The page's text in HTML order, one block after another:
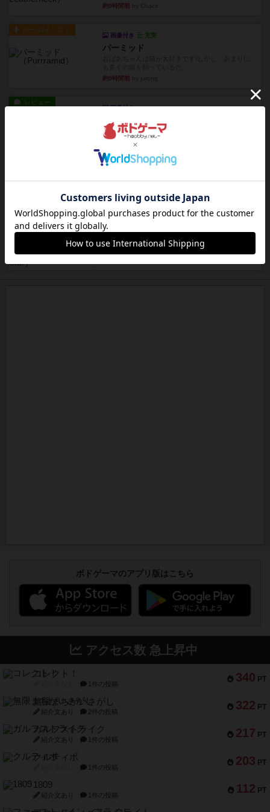
約9時間前
ルール/インスト
画像付き 充実
パーミッド
約9時間前
レビュー
画像付き
オラパ・マイン
お気に入りのplayte製です。オラパスペースから
やり、気に入りました...
マーリン
ダイス運と手札のカード運...
約10時間前
レビュー アンブッシュ！：シルバースター
1987年にVictory Gamesが出版した『Silver Sta...
ボドゲーマのアプリ版はこちら
アクセス数 急上昇中
340 PT
コレクト！
1件の投稿
322 PT
無限まちがいさがし
紹介文あり 2件の投稿
217 PT
ガルフストライク
紹介文あり 1件の投稿
203 PT
クルティボ
1件の投稿
112 PT
1809
紹介文あり 1件の投稿